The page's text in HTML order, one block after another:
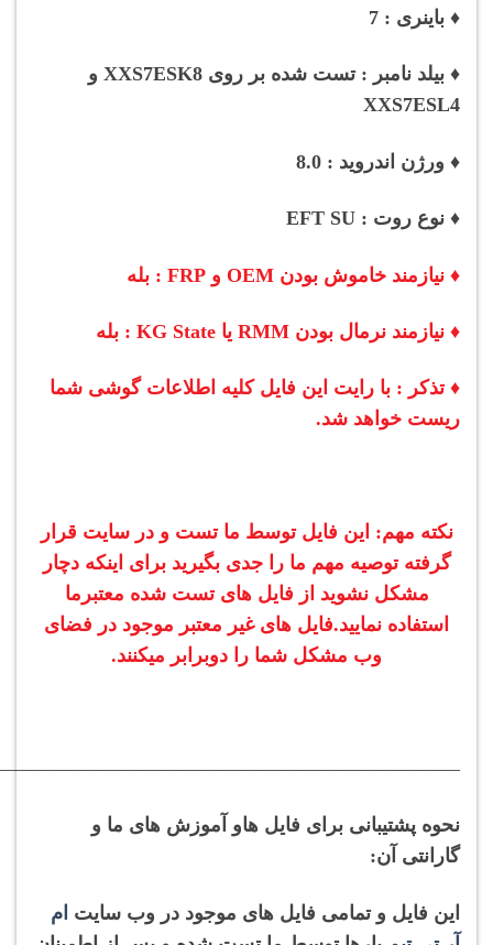
♦ باینری : 7
♦ بیلد نامبر : تست شده بر روی XXS7ESK8 و
XXS7ESL4
♦ ورژن اندروید : 8.0
♦ نوع روت : EFT SU
♦ نیازمند خاموش بودن OEM و FRP : بله
♦ نیازمند نرمال بودن RMM یا KG State : بله
♦ تذکر : با رایت این فایل کلیه اطلاعات گوشی شما
ریست خواهد شد.
نکته مهم: این فایل توسط ما تست و در سایت قرار
گرفته توصیه مهم ما را جدی بگیرید برای اینکه دچار
مشکل نشوید از فایل های تست شده معتبرما
استفاده نمایید.فایل های غیر معتبر موجود در فضای
وب مشکل شما را دوبرابر میکنند.
نحوه پشتیبانی برای فایل هاو آموزش های ما و
گارانتی آن:
این فایل و تمامی فایل های موجود در وب سایت ام